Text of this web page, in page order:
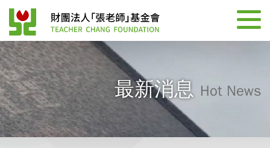
最新消息 Hot News